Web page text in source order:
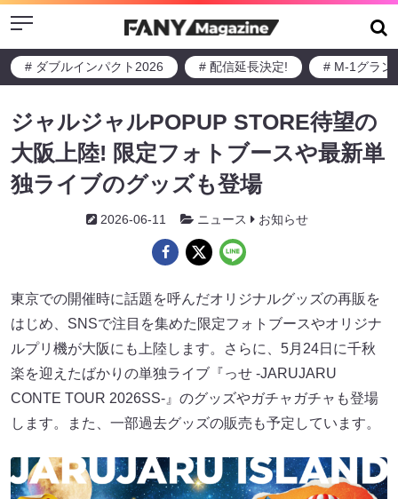
Menu
# ダブルインパクト2026 # 配信延長決定! # M-1グラン
ジャルジャルPOPUP STORE待望の
大阪上陸! 限定フォトブースや最新単
独ライブのグッズも登場
2026-06-11 ニュース お知らせ
東京での開催時に話題を呼んだオリジナルグッズの再販を
はじめ、SNSで注目を集めた限定フォトブースやオリジナ
ルプリ機が大阪にも上陸します。さらに、5月24日に千秋
楽を迎えたばかりの単独ライブ『っせ -JARUJARU
CONTE TOUR 2026SS-』のグッズやガチャガチャも登場
します。また、一部過去グッズの販売も予定しています。